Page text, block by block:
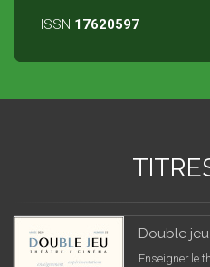
ISSN 17620597
Double
Enseigner le